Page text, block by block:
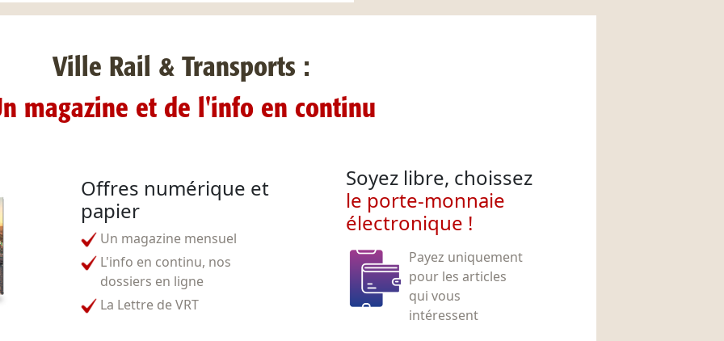
Ville Rail & Transports :
magazine et de l'info en continu
Offres numérique et
papier
Un magazine mensuel
L'info en continu, nos
dossiers en ligne
La Lettre de VRT
Soyez libre, choissez
le porte-monnaie
électronique !
Payez uniquement
pour les articles
qui vous
intéressent